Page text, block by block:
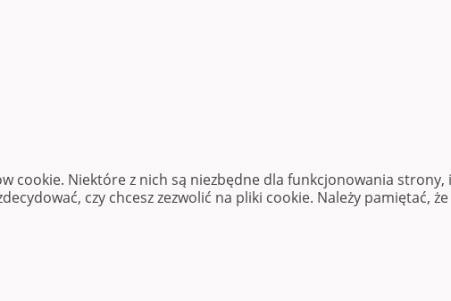
cookie. Niektóre z nich są niezbędne dla funkcjonowania
czy chcesz zezwolić na pliki cookie. Należy pamiętać,